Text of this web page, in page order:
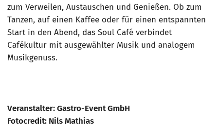
zum Verweilen, Austauschen und Genießen. Ob zum
Tanzen, auf einen Kaffee oder für einen entspannten
Start in den Abend, das Soul Café verbindet
Cafékultur mit ausgewählter Musik und analogem
Musikgenuss.
Veranstalter: Gastro-Event GmbH
Fotocredit: Nils Mathias